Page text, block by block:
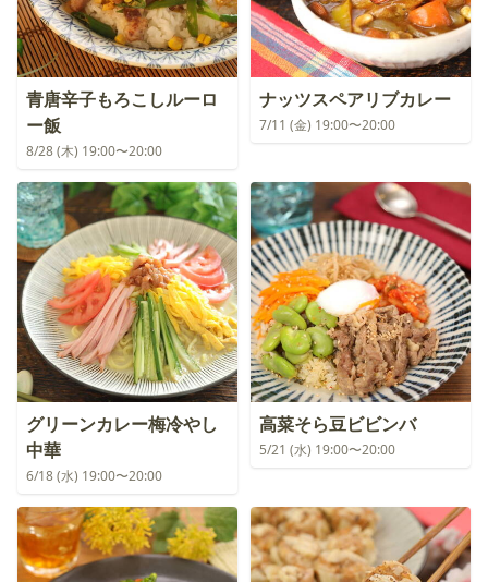
青唐辛子もろこしルーロ
ー飯
8/28 (木) 19:00〜20:00
ナッツスペアリブカレー
7/11 (金) 19:00〜20:00
グリーンカレー梅冷やし
中華
6/18 (水) 19:00〜20:00
高菜そら豆ビビンバ
5/21 (水) 19:00〜20:00